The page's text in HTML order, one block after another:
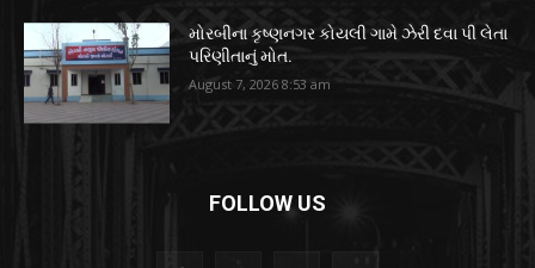
મોરબીના કૃષ્ણનગર કોયલી ગામે ઝેરી દવા પી લેતા
પરિણીતાનું મોત.
August 7, 2026 8:53 am
FOLLOW US